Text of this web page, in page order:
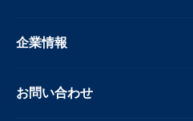
企業情報
お問い合わせ